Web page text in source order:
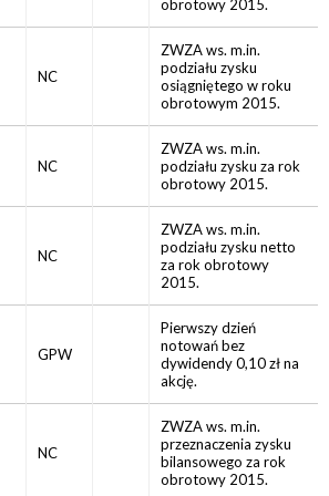
obrotowy 2015.
NC
ZWZA ws. m.in.
podziału zysku
osiągniętego w roku
obrotowym 2015.
NC
ZWZA ws. m.in.
podziału zysku za rok
obrotowy 2015.
NC
ZWZA ws. m.in.
podziału zysku netto
za rok obrotowy
2015.
GPW
Pierwszy dzień
notowań bez
dywidendy 0,10 zł na
akcję.
NC
ZWZA ws. m.in.
przeznaczenia zysku
bilansowego za rok
obrotowy 2015.